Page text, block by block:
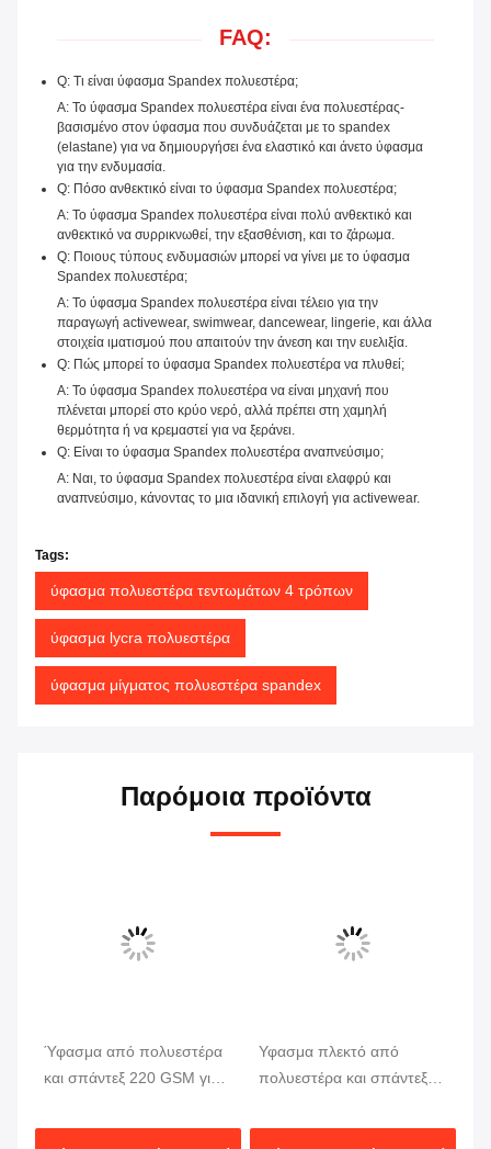
FAQ:
Q: Τι είναι ύφασμα Spandex πολυεστέρα;
Α: Το ύφασμα Spandex πολυεστέρα είναι ένα πολυεστέρας-
βασισμένο στον ύφασμα που συνδυάζεται με το spandex
(elastane) για να δημιουργήσει ένα ελαστικό και άνετο ύφασμα
για την ενδυμασία.
Q: Πόσο ανθεκτικό είναι το ύφασμα Spandex πολυεστέρα;
Α: Το ύφασμα Spandex πολυεστέρα είναι πολύ ανθεκτικό και
ανθεκτικό να συρρικνωθεί, την εξασθένιση, και το ζάρωμα.
Q: Ποιους τύπους ενδυμασιών μπορεί να γίνει με το ύφασμα
Spandex πολυεστέρα;
Α: Το ύφασμα Spandex πολυεστέρα είναι τέλειο για την
παραγωγή activewear, swimwear, dancewear, lingerie, και άλλα
στοιχεία ιματισμού που απαιτούν την άνεση και την ευελιξία.
Q: Πώς μπορεί το ύφασμα Spandex πολυεστέρα να πλυθεί;
Α: Το ύφασμα Spandex πολυεστέρα να είναι μηχανή που
πλένεται μπορεί στο κρύο νερό, αλλά πρέπει στη χαμηλή
θερμότητα ή να κρεμαστεί για να ξεράνει.
Q: Είναι το ύφασμα Spandex πολυεστέρα αναπνεύσιμο;
Α: Ναι, το ύφασμα Spandex πολυεστέρα είναι ελαφρύ και
αναπνεύσιμο, κάνοντας το μια ιδανική επιλογή για activewear.
Tags:
ύφασμα πολυεστέρα τεντωμάτων 4 τρόπων
ύφασμα lycra πολυεστέρα
ύφασμα μίγματος πολυεστέρα spandex
Παρόμοια προϊόντα
Ύφασμα από πολυεστέρα
και σπάντεξ 220 GSM για
Υφασμα πλεκτό από
πολυεστέρα και σπάντεξ
κατευθύνσεων